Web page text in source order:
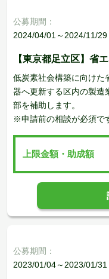
公募期間：
2024/04/01～2024/11/29
【東京都足立区】省
低炭素社会構築に向けた
器へ更新する区内の製造
部を補助します。
※申請前の相談が必須で
上限金額・助成額
公募期間：
2023/01/04～2023/01/31